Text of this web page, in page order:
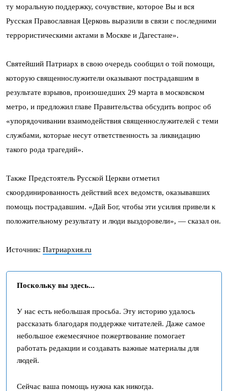
ту моральную поддержку, сочувствие, которое Вы и вся
Русская Православная Церковь выразили в связи с последними
террористическими актами в Москве и Дагестане».
Святейший Патриарх в свою очередь сообщил о той помощи,
которую священнослужители оказывают пострадавшим в
результате взрывов, произошедших 29 марта в московском
метро, и предложил главе Правительства обсудить вопрос об
«упорядочивании взаимодействия священнослужителей с теми
службами, которые несут ответственность за ликвидацию
такого рода трагедий».
Также Предстоятель Русской Церкви отметил
скоординированность действий всех ведомств, оказывавших
помощь пострадавшим. «Дай Бог, чтобы эти усилия привели к
положительному результату и люди выздоровели», — сказал он.
Источник: Патриархия.ru
Поскольку вы здесь...
У нас есть небольшая просьба. Эту историю удалось
рассказать благодаря поддержке читателей. Даже самое
небольшое ежемесячное пожертвование помогает
работать редакции и создавать важные материалы для
людей.
Сейчас ваша помощь нужна как никогда.